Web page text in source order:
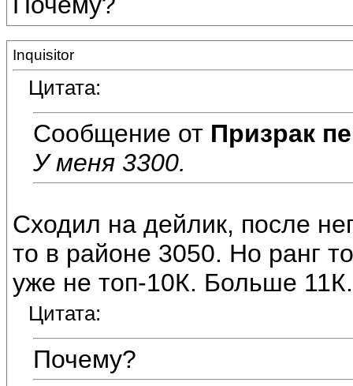
Inquisitor
Цитата:
Сообщение от Призрак
У меня 3300.
Сходил на дейлик, после
то в районе 3050. Но ранг
уже не топ-10К. Больше 11К.
Цитата:
Почему?